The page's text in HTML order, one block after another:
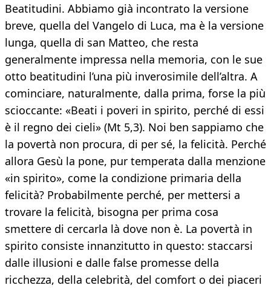
Beatitudini. Abbiamo già incontrato la versione
breve, quella del Vangelo di Luca, ma è la versione
lunga, quella di san Matteo, che resta
generalmente impressa nella memoria, con le sue
otto beatitudini l’una più inverosimile dell’altra. A
cominciare, naturalmente, dalla prima, forse la più
scioccante: «Beati i poveri in spirito, perché di essi
è il regno dei cieli» (Mt 5,3). Noi ben sappiamo che
la povertà non procura, di per sé, la felicità. Perché
allora Gesù la pone, pur temperata dalla menzione
«in spirito», come la condizione primaria della
felicità? Probabilmente perché, per mettersi a
trovare la felicità, bisogna per prima cosa
smettere di cercarla là dove non è. La povertà in
spirito consiste innanzitutto in questo: staccarsi
dalle illusioni e dalle false promesse della
ricchezza, della celebrità, del comfort o dei piaceri